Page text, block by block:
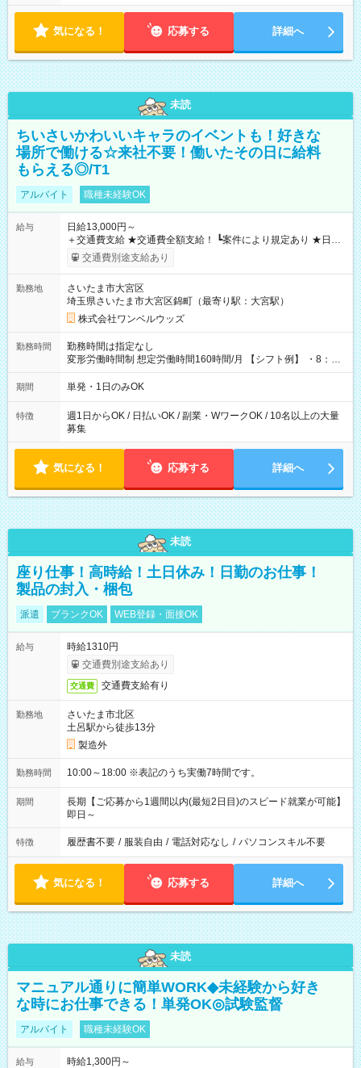
気になる！ 応募する 詳細へ
未読
ちいさいかわいいキャラのイベントも！好きな
場所で働ける☆来社不要！働いたその日に給料
もらえる◎/T1
アルバイト 職種未経験OK
給与
日給13,000円～
＋交通費支給 ★交通費全額支給！ ┗案件により規定あり ★日払
いOK！（規定あり） ┗働いたその日に現金GET♪ お仕事後はコ
ンビニATMから 日払い分を引き落とせます！ 【試用期間】試
交通費別途支給あり
勤務地
さいたま市大宮区
埼玉県さいたま市大宮区錦町（最寄り駅：大宮駅）
株式会社ワンベルウッズ
勤務時間
勤務時間は指定なし
変形労働時間制 想定労働時間160時間/月 【シフト例】 ・8：00
～21：00
期間 単発・1日のみOK
特徴
週1日からOK / 日払いOK / 副業・WワークOK / 10名以上の大量
募集
気になる！ 応募する 詳細へ
未読
座り仕事！高時給！土日休み！日勤のお仕事！
製品の封入・梱包
派遣 ブランクOK WEB登録・面接OK
給与
時給1310円
交通費別途支給あり
交通費 交通費支給有り
勤務地
さいたま市北区
土呂駅から徒歩13分
製造外
勤務時間 10:00～18:00 ※表記のうち実働7時間です。
期間
長期【ご応募から1週間以内(最短2日目)のスピード就業が可能】
即日～
特徴 履歴書不要 / 服装自由 / 電話対応なし / パソコンスキル不要
気になる！ 応募する 詳細へ
未読
マニュアル通りに簡単WORK◆未経験から好き
な時にお仕事できる！単発OK◎試験監督
アルバイト 職種未経験OK
給与
時給1,300円～